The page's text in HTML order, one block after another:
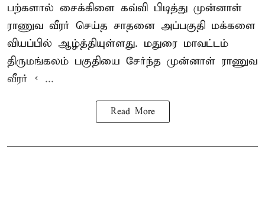
பற்களால் சைக்கிளை கவ்வி பிடித்து முன்னாள்
ராணுவ வீரர் செய்த சாதனை அப்பகுதி மக்களை
வியப்பில் ஆழ்த்தியுள்ளது. மதுரை மாவட்டம்
திருமங்கலம் பகுதியை சேர்ந்த முன்னாள் ராணுவ
வீரர் < ...
Read More